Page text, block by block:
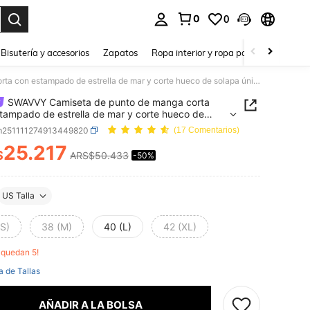
0 0
Bisutería y accesorios Zapatos Ropa interior y ropa para dormir
SWAVVY Camiseta de punto de manga corta con estampado de estrella de mar y corte hueco de solapa única para hombre
SWAVVY Camiseta de punto de manga corta
de estrella de mar y corte hueco de
única para hombre
(17 Comentarios)
AND AVAILABILITY
25.217 ARS$50.433 -50%
US Talla
38 (M) 40 (L) 42 (XL)
quedan 5!
de Tallas
AÑADIR A LA BOLSA